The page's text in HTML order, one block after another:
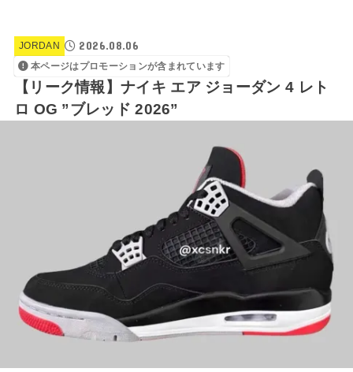
JORDAN 2026.08.06
本ページはプロモーションが含まれています
【リーク情報】ナイキ エア ジョーダン 4 レト
ロ OG ”ブレッド 2026”